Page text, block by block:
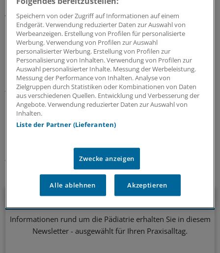
Nicht hilfreich ist offenbar Zwang: In Italien wurde im
vergangenen Jahr eine Impfpflicht für Kinder eingeführt.
In Folge gab es Großdemonstrationen und
Protestaktionen,berichtet der "Impfbrief online".
Effekt auf die Impfraten ist unbekannt.(eis)
Lesen Sie dazu auch den Kommentar:WHO-Vorgabe:
Masern-Ziel schon jetzt verfehlt
International
Ihr Newsletter zum Thema
Kindergesundheit
Informationen rund um die Pädiatrie erhalten Sie in diesem
Newsletter - ausgewählt für Ihren Praxisalltag.
Speichern von oder Zugriff auf Informationen auf einem
Endgerät. Verwendung reduzierter Daten zur Auswahl von
Werbeanzeigen. Erstellung von Profilen für personalisierte
Werbung. Verwendung von Profilen zur Auswahl
personalisierter Werbung. Erstellung von Profilen zur
Personalisierung von Inhalten. Verwendung von Profilen zur
Auswahl personalisierter Inhalte. Messung der Werbeleistung.
Messung der Performance von Inhalten. Analyse von
Zielgruppen durch Statistiken oder Kombinationen von Daten
aus verschiedenen Quellen. Entwicklung und Verbesserung der
Angebote. Verwendung reduzierter Daten zur Auswahl von
Inhalten.
Liste der Partner (Lieferanten)
Zwecke anzeigen
Alle ablehnen Akzeptieren